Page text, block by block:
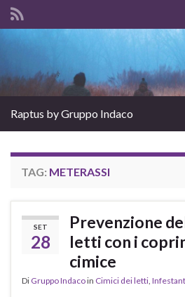
Raptus by Gruppo Indaco
TAG: METERASSI
SET
28
Prevenzione
letti con i
cimice
Di Gruppo Indacoin Cimici dei letti